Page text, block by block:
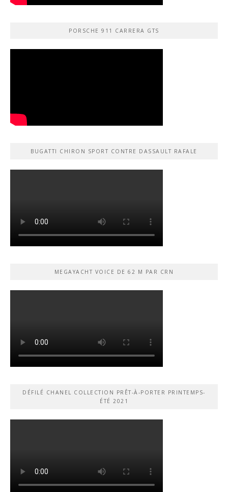
PORSCHE 911 CARRERA GTS
BUGATTI CHIRON SPORT CONTRE DASSAULT RAFALE
MEGAYACHT VOICE DE 62 M PAR CRN
DÉFILÉ CHANEL COLLECTION PRÊT-À-PORTER PRINTEMPS-
ÉTÉ 2021